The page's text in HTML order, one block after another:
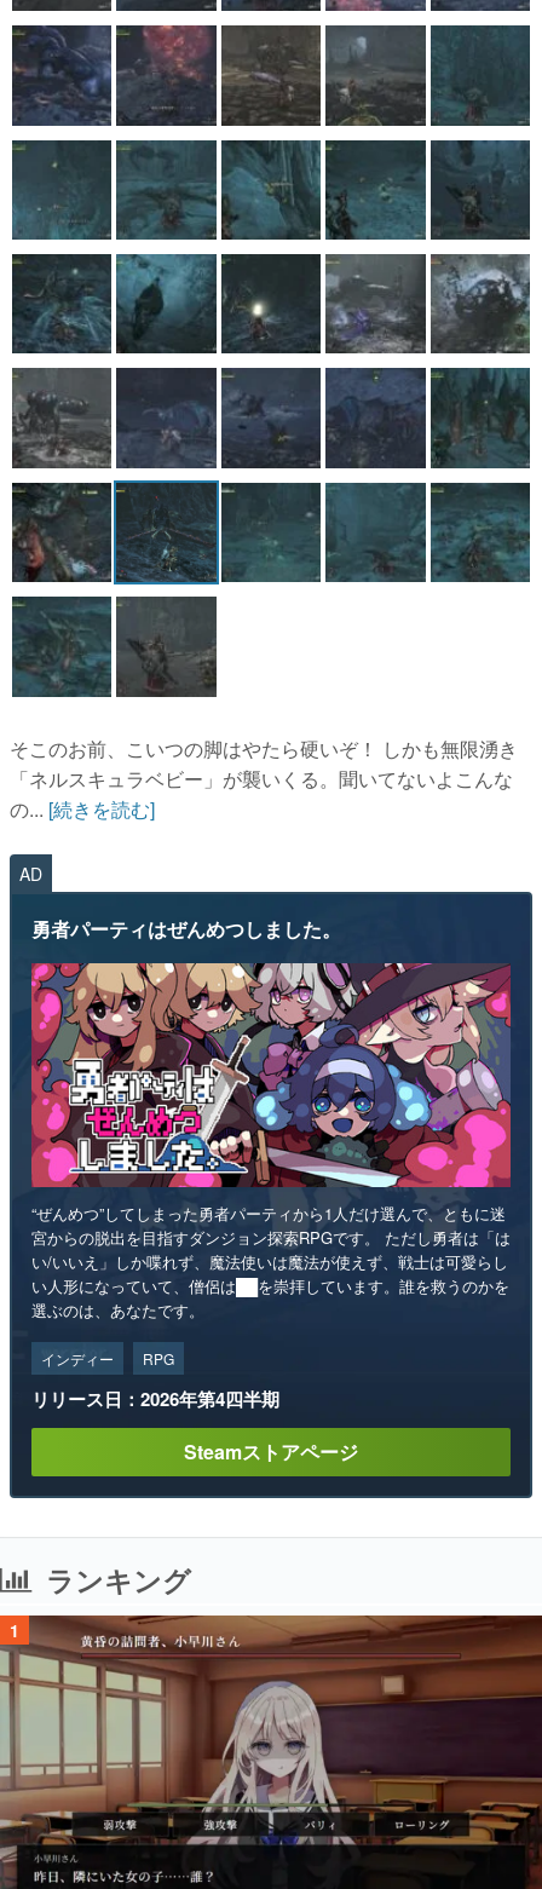
運営：株式会社マレ
そこのお前、こいつの脚はやたら硬いぞ！ しかも無限湧き
「ネルスキュラベビー」が襲いくる。聞いてないよこんな
の... [続きを読む]
AD
勇者パーティはぜんめつしました。
“ぜんめつ”してしまった勇者パーティから1人だけ選んで、ともに迷
宮からの脱出を目指すダンジョン探索RPGです。 ただし勇者は「は
い/いいえ」しか喋れず、魔法使いは魔法が使えず、戦士は可愛らし
い人形になっていて、僧侶は██を崇拝しています。誰を救うのかを
選ぶのは、あなたです。
インディー RPG
リリース日：2026年第4四半期
Steamストアページ
ランキング
1